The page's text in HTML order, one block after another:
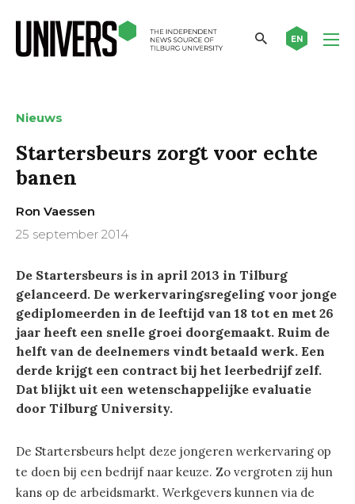
EN
Nieuws
Startersbeurs zorgt voor echte
banen
Ron Vaessen
25 september 2014
De Startersbeurs is in april 2013 in Tilburg
gelanceerd. De werkervaringsregeling voor jonge
gediplomeerden in de leeftijd van 18 tot en met 26
jaar heeft een snelle groei doorgemaakt. Ruim de
helft van de deelnemers vindt betaald werk. Een
derde krijgt een contract bij het leerbedrijf zelf.
Dat blijkt uit een wetenschappelijke evaluatie
door Tilburg University.
De Startersbeurs helpt deze jongeren werkervaring op
te doen bij een bedrijf naar keuze. Zo vergroten zij hun
kans op de arbeidsmarkt. Werkgevers kunnen via de